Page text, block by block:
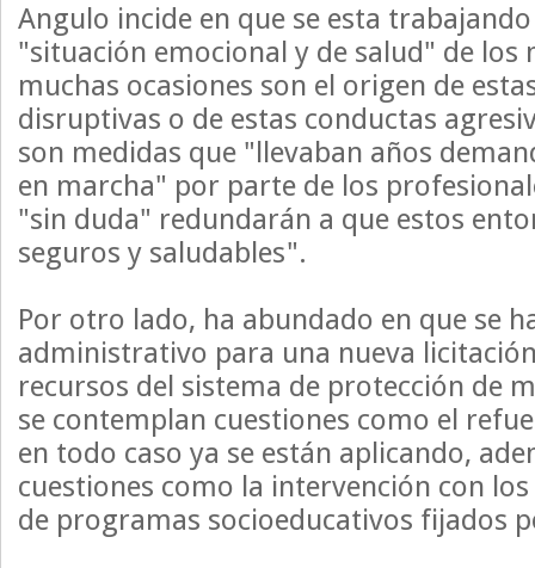
Angulo incide en que se esta
"situación emocional y de salud" de los
muchas ocasiones son el origen de
disruptivas o de estas conductas
son medidas que "llevaban años
en marcha" por parte de los
"sin duda" redundarán a que estos
seguros y saludables".
Por otro lado, ha abundado en que se
administrativo para una nueva
recursos del sistema de protección de
se contemplan cuestiones como el
en todo caso ya se están aplicando,
cuestiones como la intervención con
de programas socioeducativos fijados